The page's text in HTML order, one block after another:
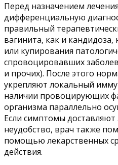
Перед назначением
дифференциальную
правильный
вагинита, как и
или купирования
спровоцировавших
и прочих). После этого
укрепляют локальный
наличии провоцирующих
организма параллельно
Если симптомы доставляют
неудобство, врач также
помощью лекарственных
действия.